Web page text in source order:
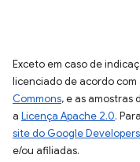
Exceto em caso de
licenciado de acordo com
Commons, e as amostras
a Licença Apache 2.0.
site do Google Developers
e/ou afiliadas.